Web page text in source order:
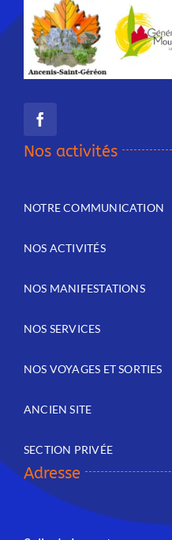
Nos activités
NOTRE COMMUNICATION
NOS ACTIVITÉS
NOS MANIFESTATIONS
NOS SERVICES
NOS VOYAGES ET SORTIES
ANCIEN SITE
SECTION PRIVÉE
Adresse